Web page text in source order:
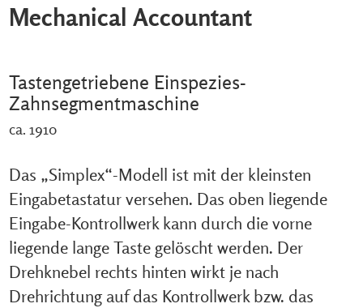
Mechanical Accountant
Tastengetriebene Einspezies-
Zahnsegmentmaschine
ca. 1910
Das „Simplex“-Modell ist mit der kleinsten
Eingabetastatur versehen. Das oben liegende
Eingabe-Kontrollwerk kann durch die vorne
liegende lange Taste gelöscht werden. Der
Drehknebel rechts hinten wirkt je nach
Drehrichtung auf das Kontrollwerk bzw. das